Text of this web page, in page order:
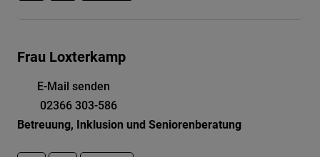
Frau Loxterkamp
E-Mail senden
02366 303-586
Betreuung, Inklusion und Seniorenberatung